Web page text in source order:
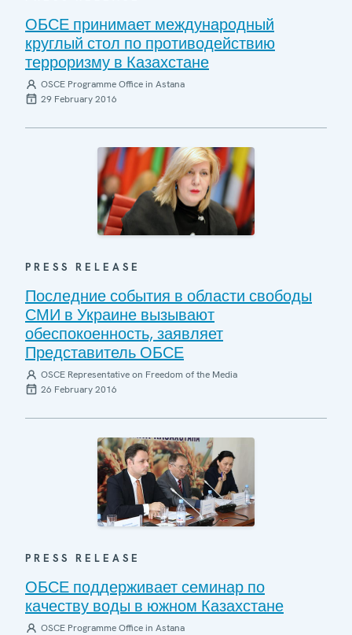
ОБСЕ принимает международный
круглый стол по противодействию
терроризму в Казахстане
OSCE Programme Office in Astana
29 February 2016
PRESS RELEASE
Последние события в области свободы
СМИ в Украине вызывают
обеспокоенность, заявляет
Представитель ОБСЕ
OSCE Representative on Freedom of the Media
26 February 2016
PRESS RELEASE
ОБСЕ поддерживает семинар по
качеству воды в южном Казахстане
OSCE Programme Office in Astana